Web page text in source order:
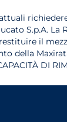
S.p.A.
il
della
DI